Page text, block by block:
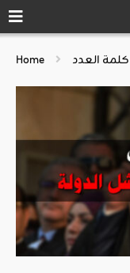
Home كلمة العدد